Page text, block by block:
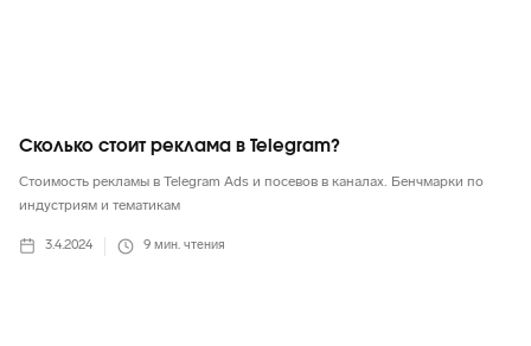
Сколько стоит реклама в Telegram?
Стоимость рекламы в Telegram Ads и посевов в каналах. Бенчмарки по
индустриям и тематикам
3.4.2024 9 мин. чтения